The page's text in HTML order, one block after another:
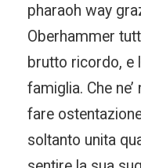
pharaoh way
Oberhammer
brutto ricordo, e
famiglia. Che
fare
soltanto unita